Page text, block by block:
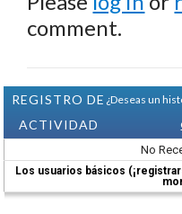
comment.
REGISTRO DE
ACTIVIDAD
¿Deseas un
No
Los usuarios básicos